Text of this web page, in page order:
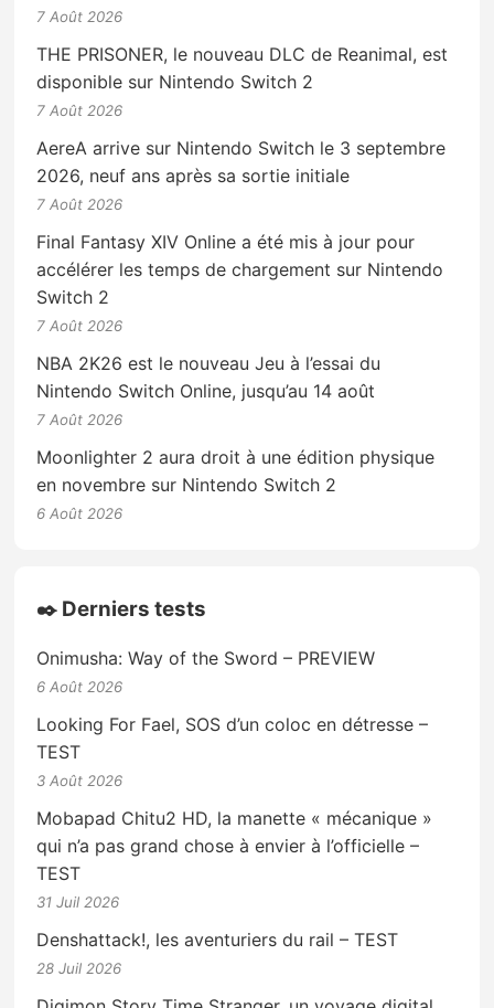
7 Août 2026
THE PRISONER, le nouveau DLC de Reanimal, est
disponible sur Nintendo Switch 2
7 Août 2026
AereA arrive sur Nintendo Switch le 3 septembre
2026, neuf ans après sa sortie initiale
7 Août 2026
Final Fantasy XIV Online a été mis à jour pour
accélérer les temps de chargement sur Nintendo
Switch 2
7 Août 2026
NBA 2K26 est le nouveau Jeu à l’essai du
Nintendo Switch Online, jusqu’au 14 août
7 Août 2026
Moonlighter 2 aura droit à une édition physique
en novembre sur Nintendo Switch 2
6 Août 2026
✒️ Derniers tests
Onimusha: Way of the Sword – PREVIEW
6 Août 2026
Looking For Fael, SOS d’un coloc en détresse –
TEST
3 Août 2026
Mobapad Chitu2 HD, la manette « mécanique »
qui n’a pas grand chose à envier à l’officielle –
TEST
31 Juil 2026
Denshattack!, les aventuriers du rail – TEST
28 Juil 2026